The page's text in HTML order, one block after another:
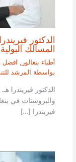
الدكتور
المسالك
أطباء بنغالور , افضل
بواسطة المرشد
الدكتور فيريندرا
فيريندرا […]